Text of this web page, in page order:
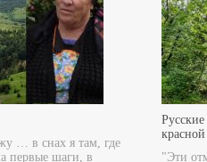
… в снах я там, где
первые шаги, в
красной
"Эти